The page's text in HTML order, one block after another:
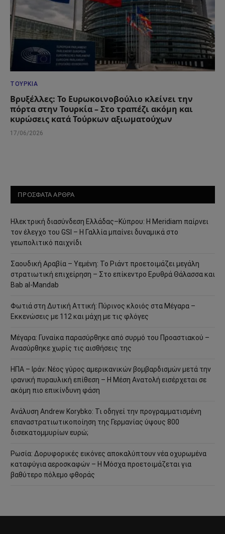
ΤΟΥΡΚΊΑ
Βρυξέλλες: Το Ευρωκοινοβούλιο κλείνει την
πόρτα στην Τουρκία – Στο τραπέζι ακόμη και
κυρώσεις κατά Τούρκων αξιωματούχων
17/06/2026
ΠΡΟΣΦΑΤΑ ΑΡΘΡΑ
Ηλεκτρική διασύνδεση Ελλάδας–Κύπρου: Η Meridiam παίρνει
τον έλεγχο του GSI – Η Γαλλία μπαίνει δυναμικά στο
γεωπολιτικό παιχνίδι
Σαουδική Αραβία – Υεμένη: Το Ριάντ προετοιμάζει μεγάλη
στρατιωτική επιχείρηση – Στο επίκεντρο Ερυθρά Θάλασσα και
Bab al-Mandab
Φωτιά στη Δυτική Αττική: Πύρινος κλοιός στα Μέγαρα –
Εκκενώσεις με 112 και μάχη με τις φλόγες
Μέγαρα: Γυναίκα παρασύρθηκε από συρμό του Προαστιακού –
Ανασύρθηκε χωρίς τις αισθήσεις της
ΗΠΑ – Ιράν: Νέος γύρος αμερικανικών βομβαρδισμών μετά την
ιρανική πυραυλική επίθεση – Η Μέση Ανατολή εισέρχεται σε
ακόμη πιο επικίνδυνη φάση
Ανάλυση Andrew Korybko: Τι οδηγεί την προγραμματισμένη
επαναστρατιωτικοποίηση της Γερμανίας ύψους 800
δισεκατομμυρίων ευρώ;
Ρωσία: Δορυφορικές εικόνες αποκαλύπτουν νέα οχυρωμένα
καταφύγια αεροσκαφών – Η Μόσχα προετοιμάζεται για
βαθύτερο πόλεμο φθοράς